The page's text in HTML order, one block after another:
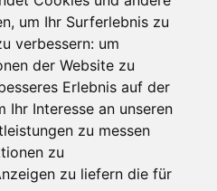
um Ihr Surferlebnis zu
verbessern: um
der Website zu
Erlebnis auf der
Ihr Interesse an unseren
zu messen
zu
zu liefern die für
abschicken
geschützt und es
und